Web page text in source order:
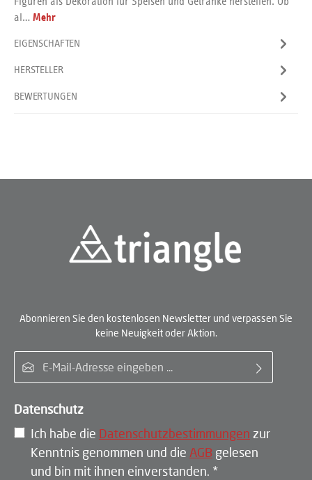
al… Mehr
EIGENSCHAFTEN
HERSTELLER
BEWERTUNGEN
Abonnieren Sie den kostenlosen Newsletter und verpassen Sie
keine Neuigkeit oder Aktion.
Datenschutz
Ich habe die Datenschutzbestimmungen zur
Kenntnis genommen und die AGB gelesen
und bin mit ihnen einverstanden. *